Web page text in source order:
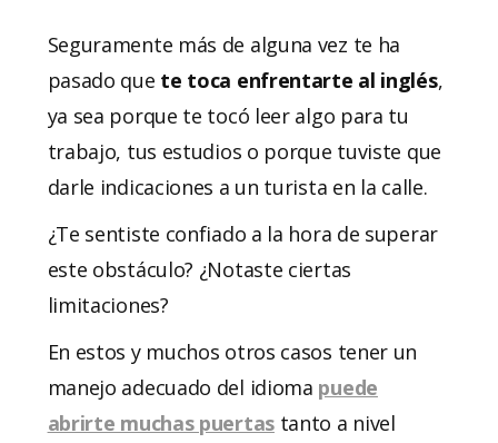
Seguramente más de alguna vez te ha
pasado que te toca enfrentarte al inglés,
ya sea porque te tocó leer algo para tu
trabajo, tus estudios o porque tuviste que
darle indicaciones a un turista en la calle.
¿Te sentiste confiado a la hora de superar
este obstáculo? ¿Notaste ciertas
limitaciones?
En estos y muchos otros casos tener un
manejo adecuado del idioma puede
abrirte muchas puertastanto a nivel